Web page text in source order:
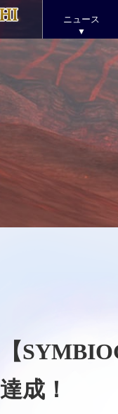
ニュース
【
達成！